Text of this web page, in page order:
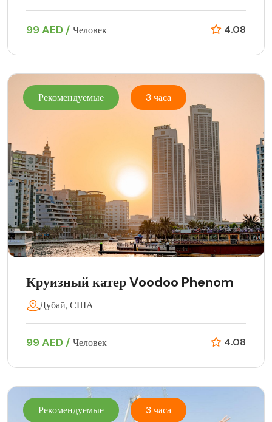
99 AED / Человек 4.08
Рекомендуемые 3 часа
Круизный катер Voodoo Phenom
Дубай, США
99 AED / Человек 4.08
Рекомендуемые 3 часа